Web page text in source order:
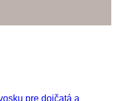
pre dojčatá a